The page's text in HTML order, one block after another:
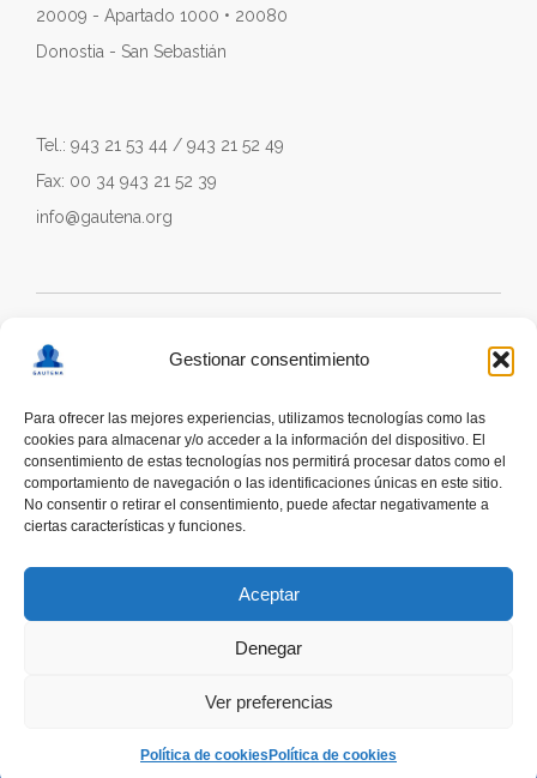
Gestionar consentimiento
Para ofrecer las mejores experiencias, utilizamos tecnologías como las
cookies para almacenar y/o acceder a la información del dispositivo. El
consentimiento de estas tecnologías nos permitirá procesar datos como el
comportamiento de navegación o las identificaciones únicas en este sitio.
No consentir o retirar el consentimiento, puede afectar negativamente a
ciertas características y funciones.
Aceptar
Denegar
Ver preferencias
Política de cookies Política de cookies
20009 - Apartado 1000 • 20080
Donostia - San Sebastián
Tel.: 943 21 53 44 / 943 21 52 49
Fax: 00 34 943 21 52 39
info@gautena.org
deskonektapp
THE HELP OF PEOPLE WITH AUTISM TO PROMOTE
A RESPONSIBLE USE OF SMARTPHONES